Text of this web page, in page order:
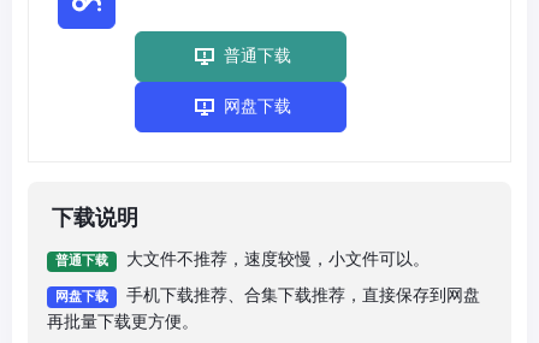
普通下载
网盘下载
下载说明
普通下载 大文件不推荐，速度较慢，小文件可以。
网盘下载
手机下载推荐、合集下载推荐，直接保存到网盘
再批量下载更方便。